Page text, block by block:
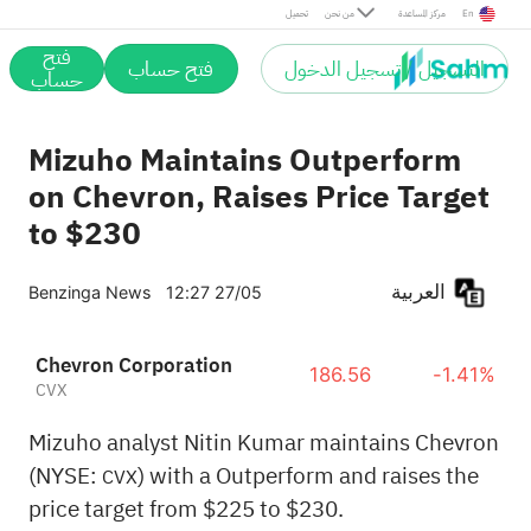
تحميل من نحن مركز المساعدة En
التسجيل / تسجيل الدخول فتح حساب فتح
حساب
Mizuho Maintains Outperform
on Chevron, Raises Price Target
to $230
Benzinga News 12:27 27/05
Chevron Corporation
CVX
186.56 -1.41%
Mizuho analyst Nitin Kumar maintains Chevron
(NYSE: CVX) with a Outperform and raises the
price target from $225 to $230.